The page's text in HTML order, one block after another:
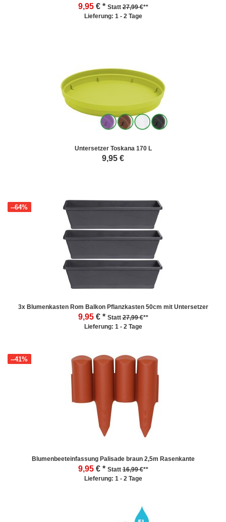
9,95 € * Statt27,99 €**
Lieferung: 1 - 2 Tage
Untersetzer Toskana 170 L
9,95 €
3x Blumenkasten Rom Balkon Pflanzkasten 50cm mit Untersetzer
9,95
--64%
€ * Statt27,99 €**
Lieferung: 1 - 2 Tage
Blumenbeeteinfassung Palisade braun 2,5m Rasenkante
9,95
--41%
€ * Statt16,99 €**
Lieferung: 1 - 2 Tage